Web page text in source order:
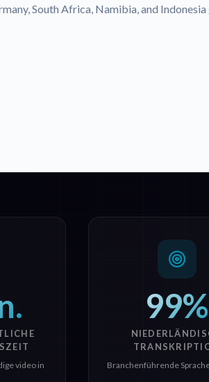
South Africa, Namibia, and
video in
99%
Branchenführende